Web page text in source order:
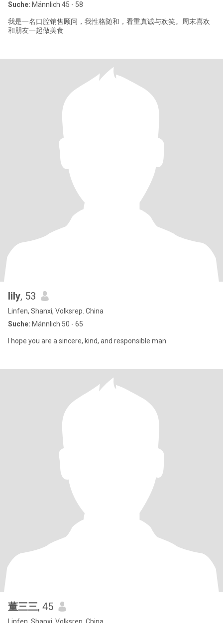
Suche: Männlich 45 - 58
我是一名口腔销售顾问，我性格随和，看重真诚与欢笑。周末喜欢
和朋友一起做美食
lily, 53
Linfen, Shanxi, Volksrep. China
Suche: Männlich 50 - 65
I hope you are a sincere, kind, and responsible man
董三三, 45